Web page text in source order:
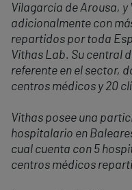
Vilagarcía de Arousa,
adicionalmente con
repartidos por toda
Vithas Lab. Su central
referente en el sector,
centros médicos y 20
Vithas posee una
hospitalario en
cual cuenta con 5
centros médicos